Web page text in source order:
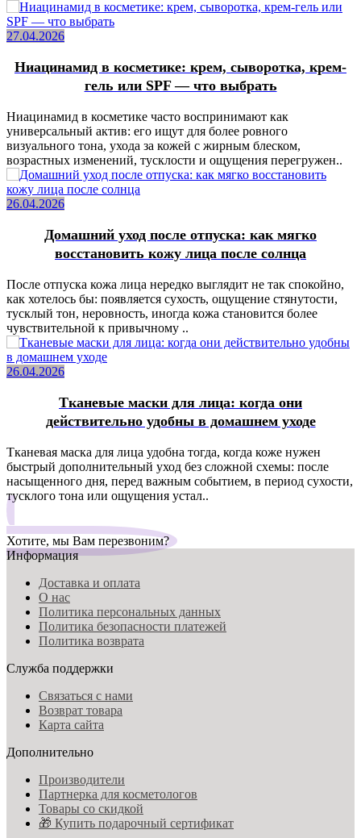
27.04.2026
Ниацинамид в косметике: крем, сыворотка, крем-
гель или SPF — что выбрать
Ниацинамид в косметике часто воспринимают как
универсальный актив: его ищут для более ровного
визуального тона, ухода за кожей с жирным блеском,
возрастных изменений, тусклости и ощущения перегружен..
26.04.2026
Домашний уход после отпуска: как мягко
восстановить кожу лица после солнца
После отпуска кожа лица нередко выглядит не так спокойно,
как хотелось бы: появляется сухость, ощущение стянутости,
тусклый тон, неровность, иногда кожа становится более
чувствительной к привычному ..
26.04.2026
Тканевые маски для лица: когда они
действительно удобны в домашнем уходе
Тканевая маска для лица удобна тогда, когда коже нужен
быстрый дополнительный уход без сложной схемы: после
насыщенного дня, перед важным событием, в период сухости,
тусклого тона или ощущения устал..
Хотите, мы Вам перезвоним?
Информация
Доставка и оплата
О нас
Политика персональных данных
Политика безопасности платежей
Политика возврата
Служба поддержки
Связаться с нами
Возврат товара
Карта сайта
Дополнительно
Производители
Партнерка для косметологов
Товары со скидкой
🎁 Купить подарочный сертификат